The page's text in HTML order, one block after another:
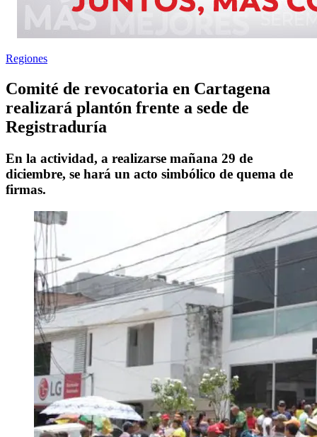
Regiones
Comité de revocatoria en Cartagena
realizará plantón frente a sede de
Registraduría
En la actividad, a realizarse mañana 29 de
diciembre, se hará un acto simbólico de quema de
firmas.